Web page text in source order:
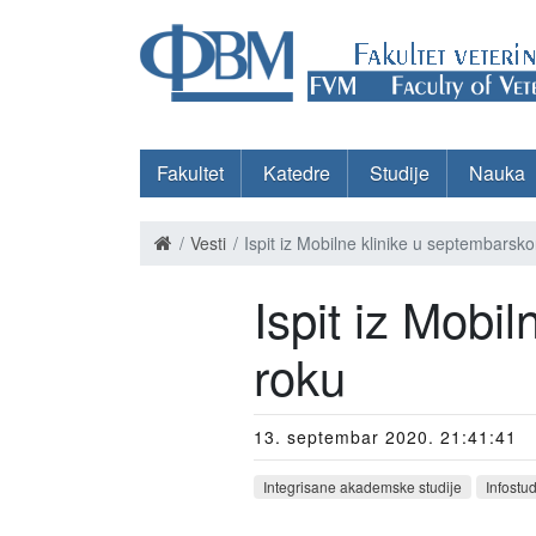
Fakultet Katedre Studije Nauka
Vesti Ispit iz Mobilne klinike u
Ispit iz
roku
13. septembar 2020. 21:41:41
Integrisane akademske studije Infostud